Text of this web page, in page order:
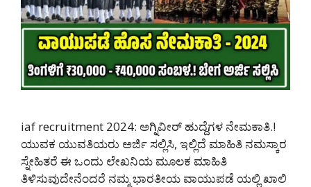
iaf recruitment 2024: ಅಗ್ನಿವೀರ್ ಹುದ್ದೆಗಳ ನೇಮಕಾತಿ.!
ಯುವಕ ಯುವತಿಯರು ಅರ್ಜಿ ಸಲ್ಲಿಸಿ, ಇಲ್ಲಿದೆ ಮಾಹಿತಿ ನಮಸ್ಕಾರ
ಸ್ನೇಹಿತರೆ ಈ ಒಂದು ಲೇಖನಿಯ ಮೂಲಕ ಮಾಹಿತಿ
ತಿಳಿಸುವುದೇನೆಂದರೆ ನಮ್ಮ ಭಾರತೀಯ ವಾಯುಪಡೆ ಯಲ್ಲಿ ಖಾಲಿ